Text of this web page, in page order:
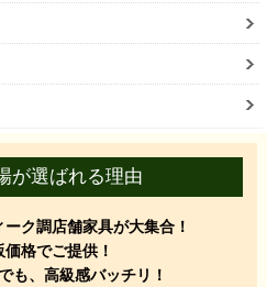
が選ばれる理由
ク調店舗家具が大集合！
格でご提供！
も、高級感バッチリ！